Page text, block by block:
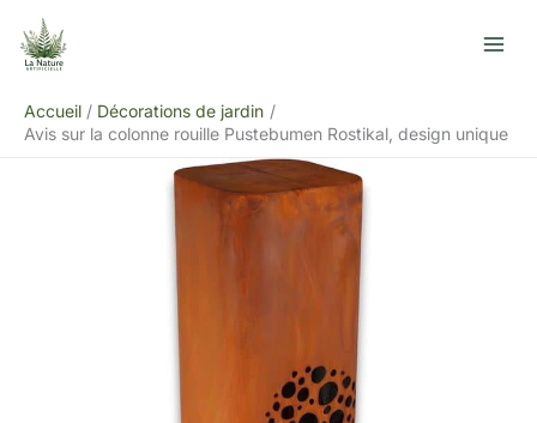
contenu
Accueil
Décorations de jardin
Avis sur la colonne rouille Pustebumen Rostikal, design unique
e
h